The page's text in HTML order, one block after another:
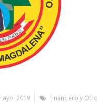
2019 Financiero y Otro